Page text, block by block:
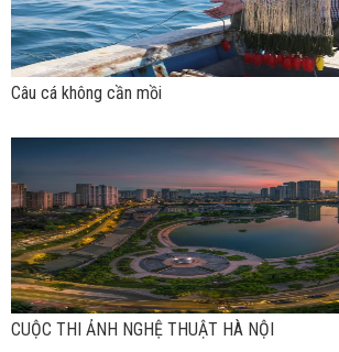
Câu cá không cần mồi
CUỘC THI ẢNH NGHỆ THUẬT HÀ NỘI